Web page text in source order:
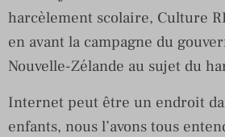
harcèlement scolaire, Culture
en avant la campagne du
Nouvelle-Zélande au sujet du
Internet peut être un endroit
enfants, nous l’avons tous